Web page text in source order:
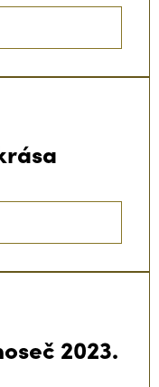
2023.